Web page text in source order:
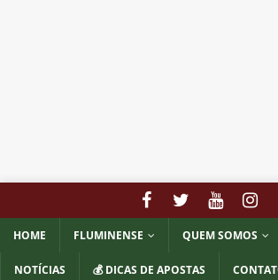
HOME FLUMINENSE QUEM SOMOS
NOTÍCIAS 💰 DICAS DE APOSTAS